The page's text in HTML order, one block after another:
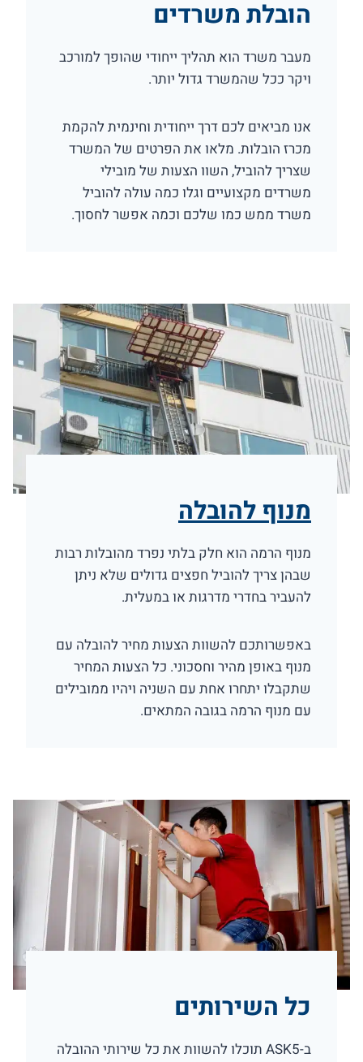
הובלת משרדים
מעבר משרד הוא תהליך ייחודי שהופך למורכב
ויקר ככל שהמשרד גדול יותר.
אנו מביאים לכם דרך ייחודית וחינמית להקמת
מכרז הובלות. מלאו את הפרטים של המשרד
שצריך להוביל, השוו הצעות של מובילי
משרדים מקצועיים וגלו כמה עולה להוביל
משרד ממש כמו שלכם וכמה אפשר לחסוך.
מנוף להובלה
מנוף הרמה הוא חלק בלתי נפרד מהובלות רבות
שבהן צריך להוביל חפצים גדולים שלא ניתן
להעביר בחדרי מדרגות או במעלית.
באפשרותכם להשוות הצעות מחיר להובלה עם
מנוף באופן מהיר וחסכוני. כל הצעות המחיר
שתקבלו יתחרו אחת עם השניה ויהיו ממובילים
עם מנוף הרמה בגובה המתאים.
כל השירותים
ב-ASK5 תוכלו להשוות את כל שירותי ההובלה